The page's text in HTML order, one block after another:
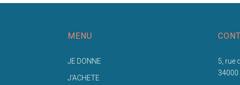
MENU
JE DONNE
J'ACHETE
5, rue
34000